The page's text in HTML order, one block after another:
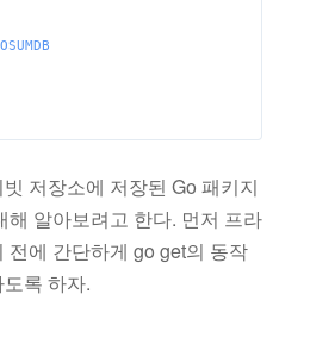
저장소에 저장된 Go 패키지
해 알아보려고 한다. 먼저 프라
전에 간단하게 go get의 동작
록 하자.